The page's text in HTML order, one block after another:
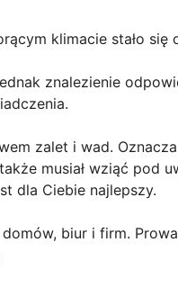
klimacie stało się
znalezienie
zalet i wad.
musiał wziąć pod
dla Ciebie najlepszy.
biur i firm.